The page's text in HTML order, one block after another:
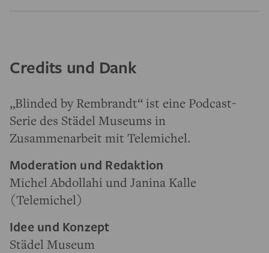
Credits und Dank
„Blinded by Rembrandt“ ist eine Podcast-
Serie des Städel Museums in
Zusammenarbeit mit Telemichel.
Moderation und Redaktion
Michel Abdollahi und Janina Kalle
(Telemichel)
Idee und Konzept
Städel Museum